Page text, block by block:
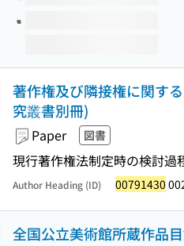
著作権及び隣接権に関す
究叢書別冊)
Paper 図書
現行著作権法制定時の検討過
Author Heading (ID) 00791430
全国公立美術館所蔵作品